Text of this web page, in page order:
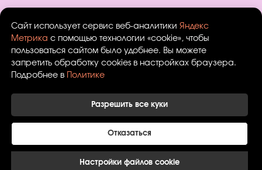
тюльпанов
Букеты из желтых
тюльпанов
Необычные букеты
Букеты из 9 роз
Мужские букеты
Букеты из белых
тюльпанов
Букеты на день рождения
Сайт использует сервис веб-аналитики Яндекс
Метрика с помощью технологии «cookie», чтобы
пользоваться сайтом было удобнее. Вы можете
запретить обработку cookies в настройках браузера.
Подробнее в
Политике
Разрешить все куки
Отказаться
Настройки файлов cookie